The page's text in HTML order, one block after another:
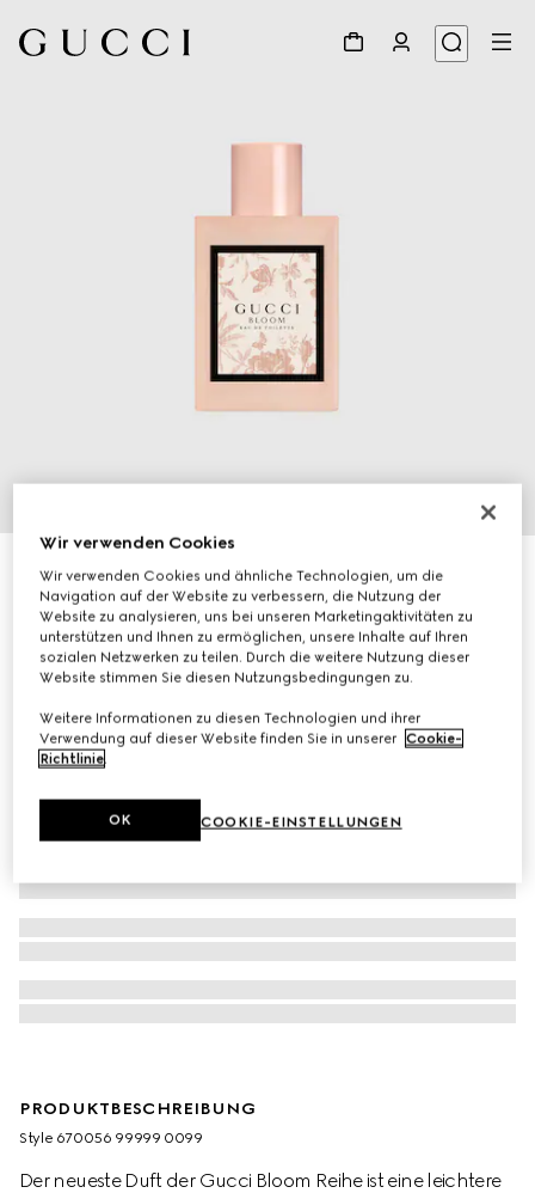
Gucci Bloom 50 ml Eau de Toilette
€102
PRODUKTBESCHREIBUNG
Style ‎670056 99999 0099
Der neueste Duft der Gucci Bloom Reihe ist eine leichtere
Wir verwenden Cookies
Wir verwenden Cookies und ähnliche Technologien, um die
Navigation auf der Website zu verbessern, die Nutzung der
Website zu analysieren, uns bei unseren Marketingaktivitäten zu
unterstützen und Ihnen zu ermöglichen, unsere Inhalte auf Ihren
sozialen Netzwerken zu teilen. Durch die weitere Nutzung dieser
Website stimmen Sie diesen Nutzungsbedingungen zu.
Weitere Informationen zu diesen Technologien und ihrer
Verwendung auf dieser Website finden Sie in unserer Cookie-
Richtlinie.
COOKIE-EINSTELLUNGEN
OK